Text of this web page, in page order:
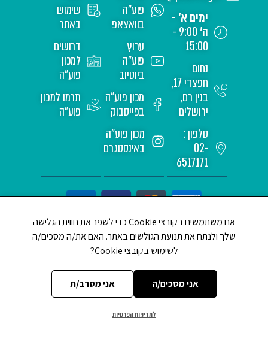
ימים א' -
ה'
9:00 -
15:00
נחום
חפצדי 17,
בנין רם,
ירושלים
טלפון :
02-
6517171
פוע"ה
בוואצאפ
ערוץ
פוע"ה
ביוטיוב
מכון פוע"ה
בפייסבוק
מכון פוע"ה
באינסטגרם
שימוש
באתר
דרושים
למכון
פוע"ה
תרמו למכון
פוע"ה
אנו משתמשים בקובצי Cookie כדי לשפר את חווית הגלישה
שלך ולנתח את תנועת הגולשים באתר. האם את/ה מסכים/ה
לשימוש בקובצי Cookie?
אני מסכים/ה אני מסרב/ת
למדיניות הפרטיות